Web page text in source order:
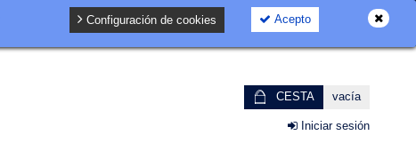
Acepto
Configuración de cookies GDPR
CESTA vacía
Iniciar sesión